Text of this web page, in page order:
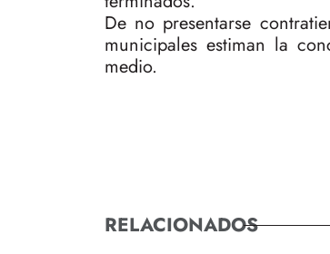
De no presentarse
municipales estiman la
medio.
RELACIONADOS